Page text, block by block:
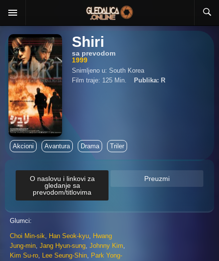
Shiri
sa prevodom
1999
Snimljeno u: South Korea
Film traje: 125 Min.
Publika: R
Akcioni Avantura Drama Triler
O naslovu i linkovi za
gledanje sa
prevodom/titlovima
Preuzmi
Glumci:
Choi Min-sik, Han Seok-kyu, Hwang
Jung-min, Jang Hyun-sung, Johnny Kim,
Kim Su-ro, Lee Seung-Shin, Park Yong-